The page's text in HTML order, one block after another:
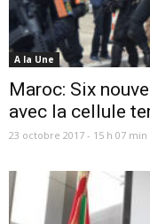
A la Une
Maroc: Six
avec la cellule
23 octobre 2017 - 15 h 07 min